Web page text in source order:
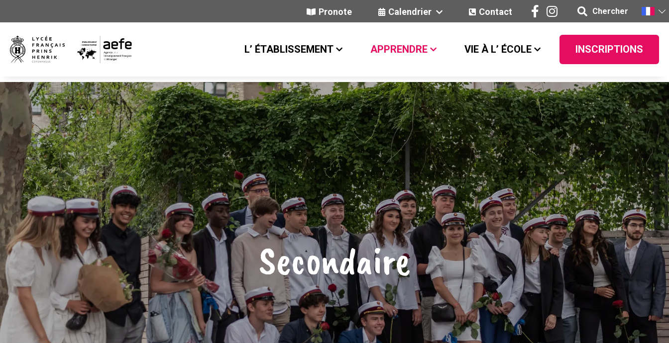
Pronote Calendrier Contact Chercher
L’ ÉTABLISSEMENT APPRENDRE VIE À L’ ÉCOLE INSCRIPTIONS
Secondaire